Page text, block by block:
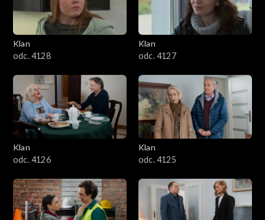
Klan
odc. 4128
Klan
odc. 4127
Klan
odc. 4126
Klan
odc. 4125